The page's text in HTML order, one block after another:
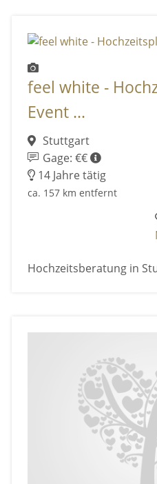
feel white -
Event ...
Stuttgart
Gage: €€
14 Jahre tätig
ca. 157 km entfernt
Hochzeitsberatung in